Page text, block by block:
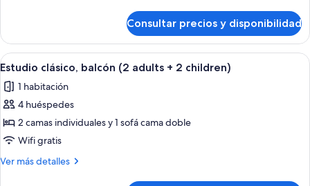
adults
1
child)
clásico,
balcón
(2
+
Consultar precios y disponibilidad
Abrir
todas
las
fotos
de
Estudio
clásico,
Una sala moderna con un sofá gris,
11
Estudio clásico, balcón (2 adults + 2 children)
1 habitación
4 huéspedes
2 camas individuales y 1 sofá cama doble
Wifi gratis
Ver más detalles
Más